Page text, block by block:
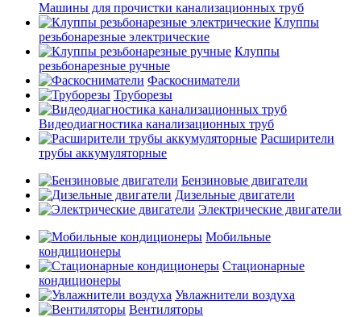
Машины для прочистки канализационных труб
Клуппы
резьбонарезные электрические
Клуппы
резьбонарезные ручные
Фаскосниматели
Труборезы
Видеодиагностика канализационных труб
Расширители
трубы аккумуляторные
Бензиновые двигатели
Дизельные двигатели
Электрические двигатели
Мобильные
кондиционеры
Стационарные
кондиционеры
Увлажнители воздуха
Вентиляторы